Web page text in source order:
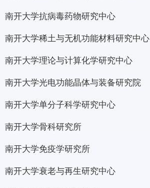
南开大学抗病毒药物研究中心
南开大学稀土与无机功能材料研究中心
南开大学理论与计算化学研究中心
南开大学光电功能晶体与装备研究院
南开大学单分子科学研究中心
南开大学骨科研究所
南开大学免疫学研究所
南开大学衰老与再生研究中心